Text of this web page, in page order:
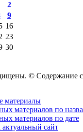
2
9
16
23
30
© Содержание
материалы
материалов по
материалов по дате
актуальный сайт